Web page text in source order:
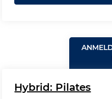
Hybrid: Pilates